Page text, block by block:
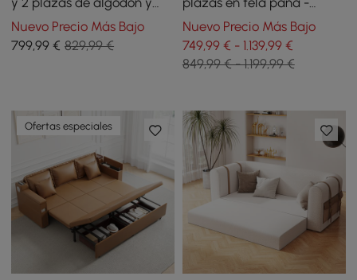
lino con almacenamiento
Nuevo Precio Más Bajo
799,99 € 829,99 €
blanco
Nuevo Precio Más Bajo
749,99 € - 1.139,99 €
849,99 € - 1.199,99 €
Ofertas especiales